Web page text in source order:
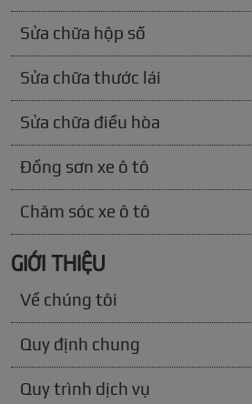
Sửa chữa hộp số
Sửa chữa thước lái
Sửa chữa điều hòa
Đồng sơn xe ô tô
Chăm sóc xe ô tô
GIỚI THIỆU
Về chúng tôi
Quy định chung
Quy trình dịch vụ